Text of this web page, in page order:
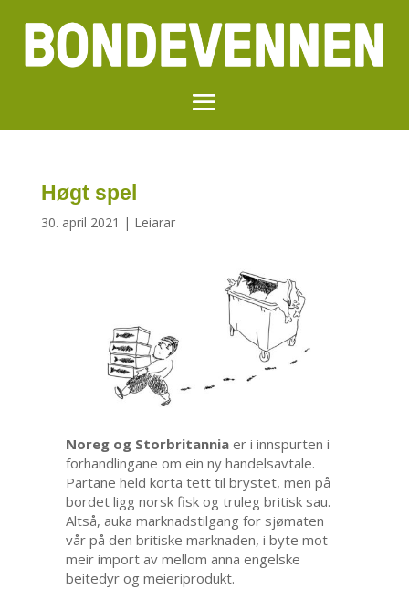
Høgt spel
30. april 2021 | Leiarar
Noreg og Storbritannia er i innspurten i
forhandlingane om ein ny handelsavtale.
Partane held korta tett til brystet, men på
bordet ligg norsk fisk og truleg britisk sau.
Altså, auka marknadstilgang for sjømaten
vår på den britiske marknaden, i byte mot
meir import av mellom anna engelske
beitedyr og meieriprodukt.